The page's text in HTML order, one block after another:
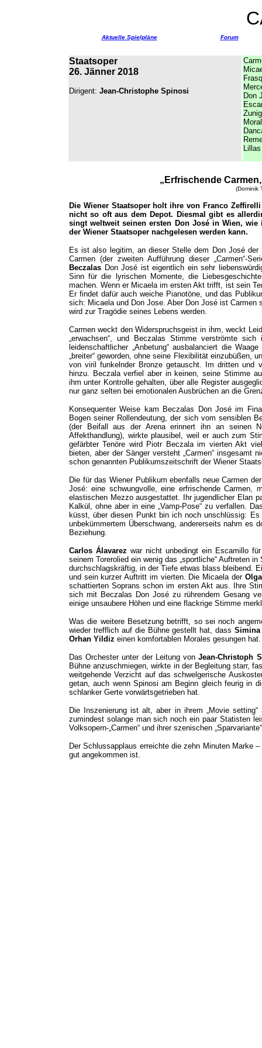
Aktuelle Spielpläne Forum
Staatsoper
26. Jänner 2018
Dirigent: Jean-Christophe Spinosi
Don
Mo
„Erfrischende
(Dominik
Die Wiener Staatsoper holt ihre von Franco
nicht so oft aus dem Depot. Diesmal gibt es
singt weltweit seinen ersten Don José in Wien,
der Wiener Staatsoper nachgelesen werden kann.
Es ist also legitim, an dieser Stelle dem Don José der
Carmen (der zweiten Aufführung dieser „Carmen“-
Beczalas Don José ist eigentlich ein sehr
Sinn für die lyrischen Momente, die
machen. Wenn er Micaela im ersten Akt trifft, ist sein
Er findet dafür auch weiche Pianotöne, und das
sich: Micaela und Don Jose. Aber Don José ist Carmen
wird zur Tragödie seines Lebens werden.
Carmen weckt den Widerspruchsgeist in ihm, weckt
„erwachsen“, und Beczalas Stimme verströmte
leidenschaftlicher „Anbetung“ ausbalanciert die
„breiter“ geworden, ohne seine Flexibilität einzubüßen,
von viril funkelnder Bronze getauscht. Im dritten und
hinzu. Beczala verfiel aber in keinen, seine Stimme
ihm unter Kontrolle gehalten, über alle Register
nur ganz selten bei emotionalen Ausbrüchen an die
Konsequenter Weise kam Beczalas Don José im
Bogen seiner Rollendeutung, der sich vom sensiblen
(der Beifall aus der Arena erinnert ihn an seinen
Affekthandlung), wirkte plausibel, weil er auch zum
gefärbter Tenöre wird Piotr Beczala im vierten Akt
bieten, aber der Sänger versteht „Carmen“ insgesamt
schon genannten Publikumszeitschrift der Wiener
Die für das Wiener Publikum ebenfalls neue Carmen der
José: eine schwungvolle, eine erfrischende Carmen,
elastischen Mezzo ausgestattet. Ihr jugendlicher Elan
Kalkül, ohne aber in eine „Vamp-Pose“ zu verfallen.
küsst, über diesen Punkt bin ich noch unschlüssig:
unbekümmertem Überschwang, andererseits nahm es
Beziehung.
Carlos Álavarez war nicht unbedingt ein Escamillo
seinem Torerolied ein wenig das „sportliche“ Auftreten
durchschlagskräftig, in der Tiefe etwas blass bleibend.
und sein kurzer Auftritt im vierten. Die Micaela der
schattierten Soprans schon im ersten Akt aus. Ihre
sich mit Beczalas Don José zu rührendem Gesang
einige unsaubere Höhen und eine flackrige Stimme
Was die weitere Besetzung betrifft, so sei noch
wieder trefflich auf die Bühne gestellt hat, dass Simina
Orhan Yildiz einen komfortablen Morales gesungen hat.
Das Orchester unter der Leitung vonJean-Christoph
Bühne anzuschmiegen, wirkte in der Begleitung starr,
weitgehende Verzicht auf das schwelgerische
getan, auch wenn Spinosi am Beginn gleich feurig in
schlanker Gerte vorwärtsgetrieben hat.
Die Inszenierung ist alt, aber in ihrem „Movie
zumindest solange man sich noch ein paar Statisten
Volksopern-„Carmen“ und ihrer szenischen
Der Schlussapplaus erreichte die zehn Minuten Marke
gut angekommen ist.